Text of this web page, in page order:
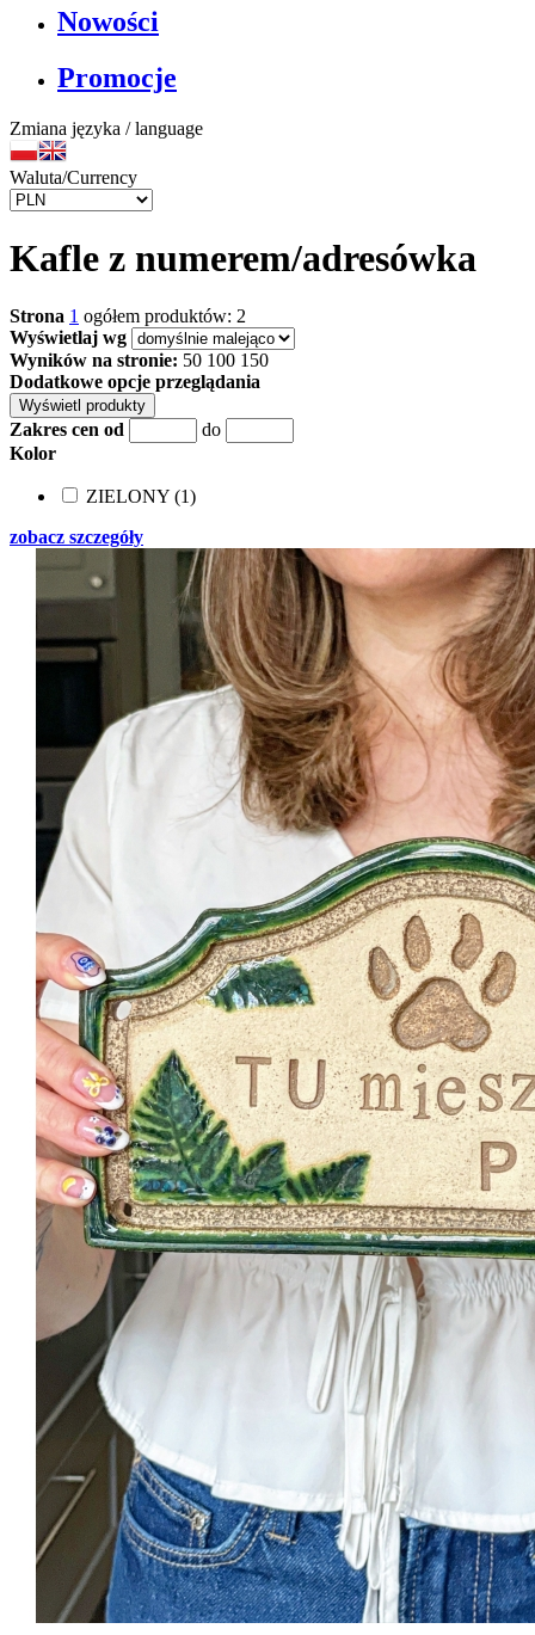
Nowości
Promocje
Zmiana języka / language
Waluta/Currency
Kafle z numerem/adresówka
Strona 1 ogółem produktów: 2
Wyświetlaj wg
Wyników na stronie: 50 100 150
Dodatkowe opcje przeglądania
Zakres cen od
do
Kolor
ZIELONY (1)
zobacz szczegóły